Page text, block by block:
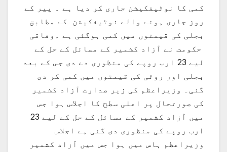
کمی کا نوٹیفکیشن جاری کر دیا ہے ۔ پیر کے
روز جاری ہونے والے نوٹیفکیشن کے مطابق
بجلی کی قیمتوں میں کمی ہوگئی ہے ۔وفاقی
حکومت نے آزاد کشمیر کے مسائل کے حل کے
لیے 23 ارب روپے کی منظوری دے دی جس کے بعد
بجلی اور روٹی کی قیمتوں میں کمی کر دی
گئی۔ وزیراعظم کی زیر صدارت آزاد کشمیر
کی صورتحال پر اعلی سطح کا اجلاس ہوا جس
میں آزاد کشمیر کے مسائل کے حل کے لیے 23
ارب روپے کی منظوری دی گئی ہے اجلاس
وزیراعظم ہاس میں ہوا جس میں آزاد کشمیر